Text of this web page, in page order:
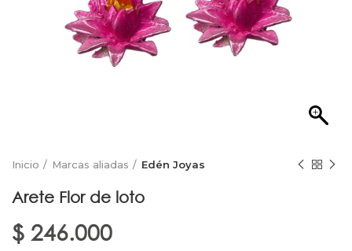
Inicio Marcas aliadas Edén Joyas
Arete Flor de loto
$ 246.000